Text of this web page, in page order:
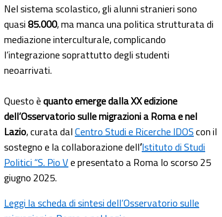
Nel sistema scolastico, gli alunni stranieri sono
quasi85.000, ma manca una politica strutturata di
mediazione interculturale, complicando
l’integrazione soprattutto degli studenti
neoarrivati.
Questo èquanto emerge dalla XX edizione
dell’Osservatorio sulle migrazioni a Roma e nel
Lazio, curata dalCentro Studi e Ricerche IDOScon il
sostegno e la collaborazione dell’Istituto di Studi
Politici “S. Pio Ve presentato a Roma lo scorso 25
giugno 2025.
Leggi la scheda di sintesi dell’Osservatorio sulle